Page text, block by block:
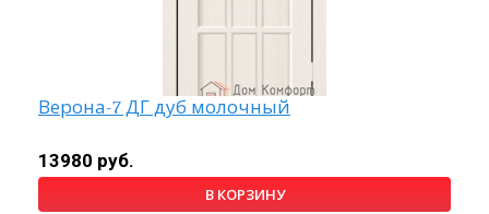
Верона-7 ДГ дуб молочный
13980 руб.
В КОРЗИНУ